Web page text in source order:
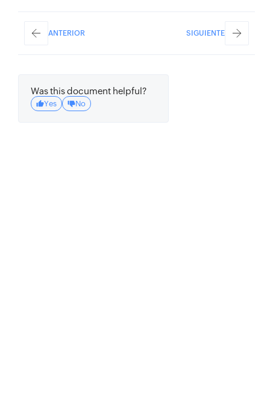
ANTERIOR SIGUIENTE
Was this document helpful?
Yes No